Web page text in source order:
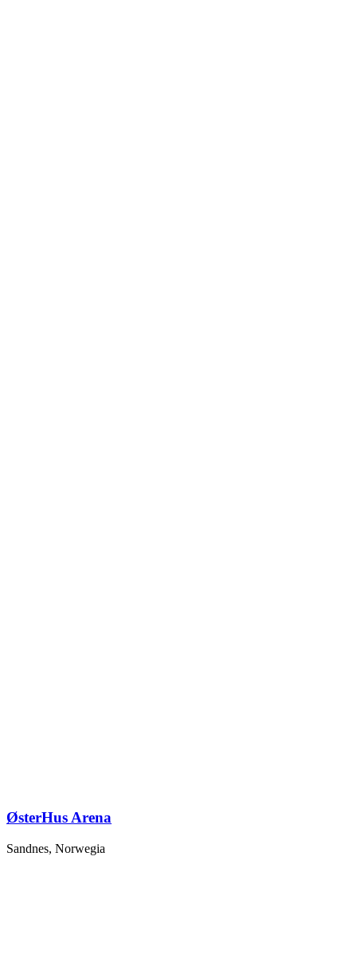
ØsterHus Arena
Sandnes, Norwegia